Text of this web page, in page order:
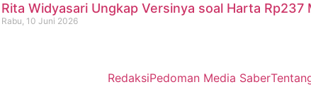
Rita Widyasari Ungkap Versinya soal Harta
Rabu, 10 Juni 2026
RedaksiPedoman Media Saber